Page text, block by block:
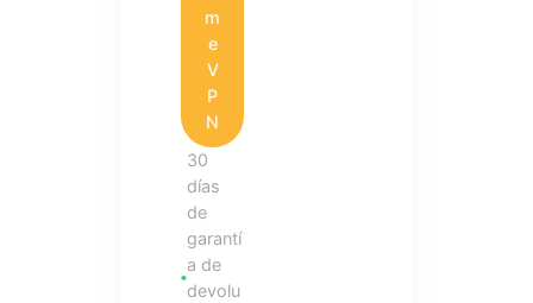
m
e
V
P
N
30
días
de
garantí
a de
devolu